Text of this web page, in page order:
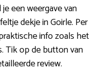
een weergave van
dekje in Goirle. Per
info zoals het
Tik op de button van
review.